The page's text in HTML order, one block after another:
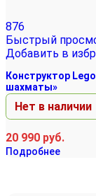
876
Быстрый
Добавить в
Конструктор
шахматы»
Нет в наличии
20 990 руб.
Подробнее